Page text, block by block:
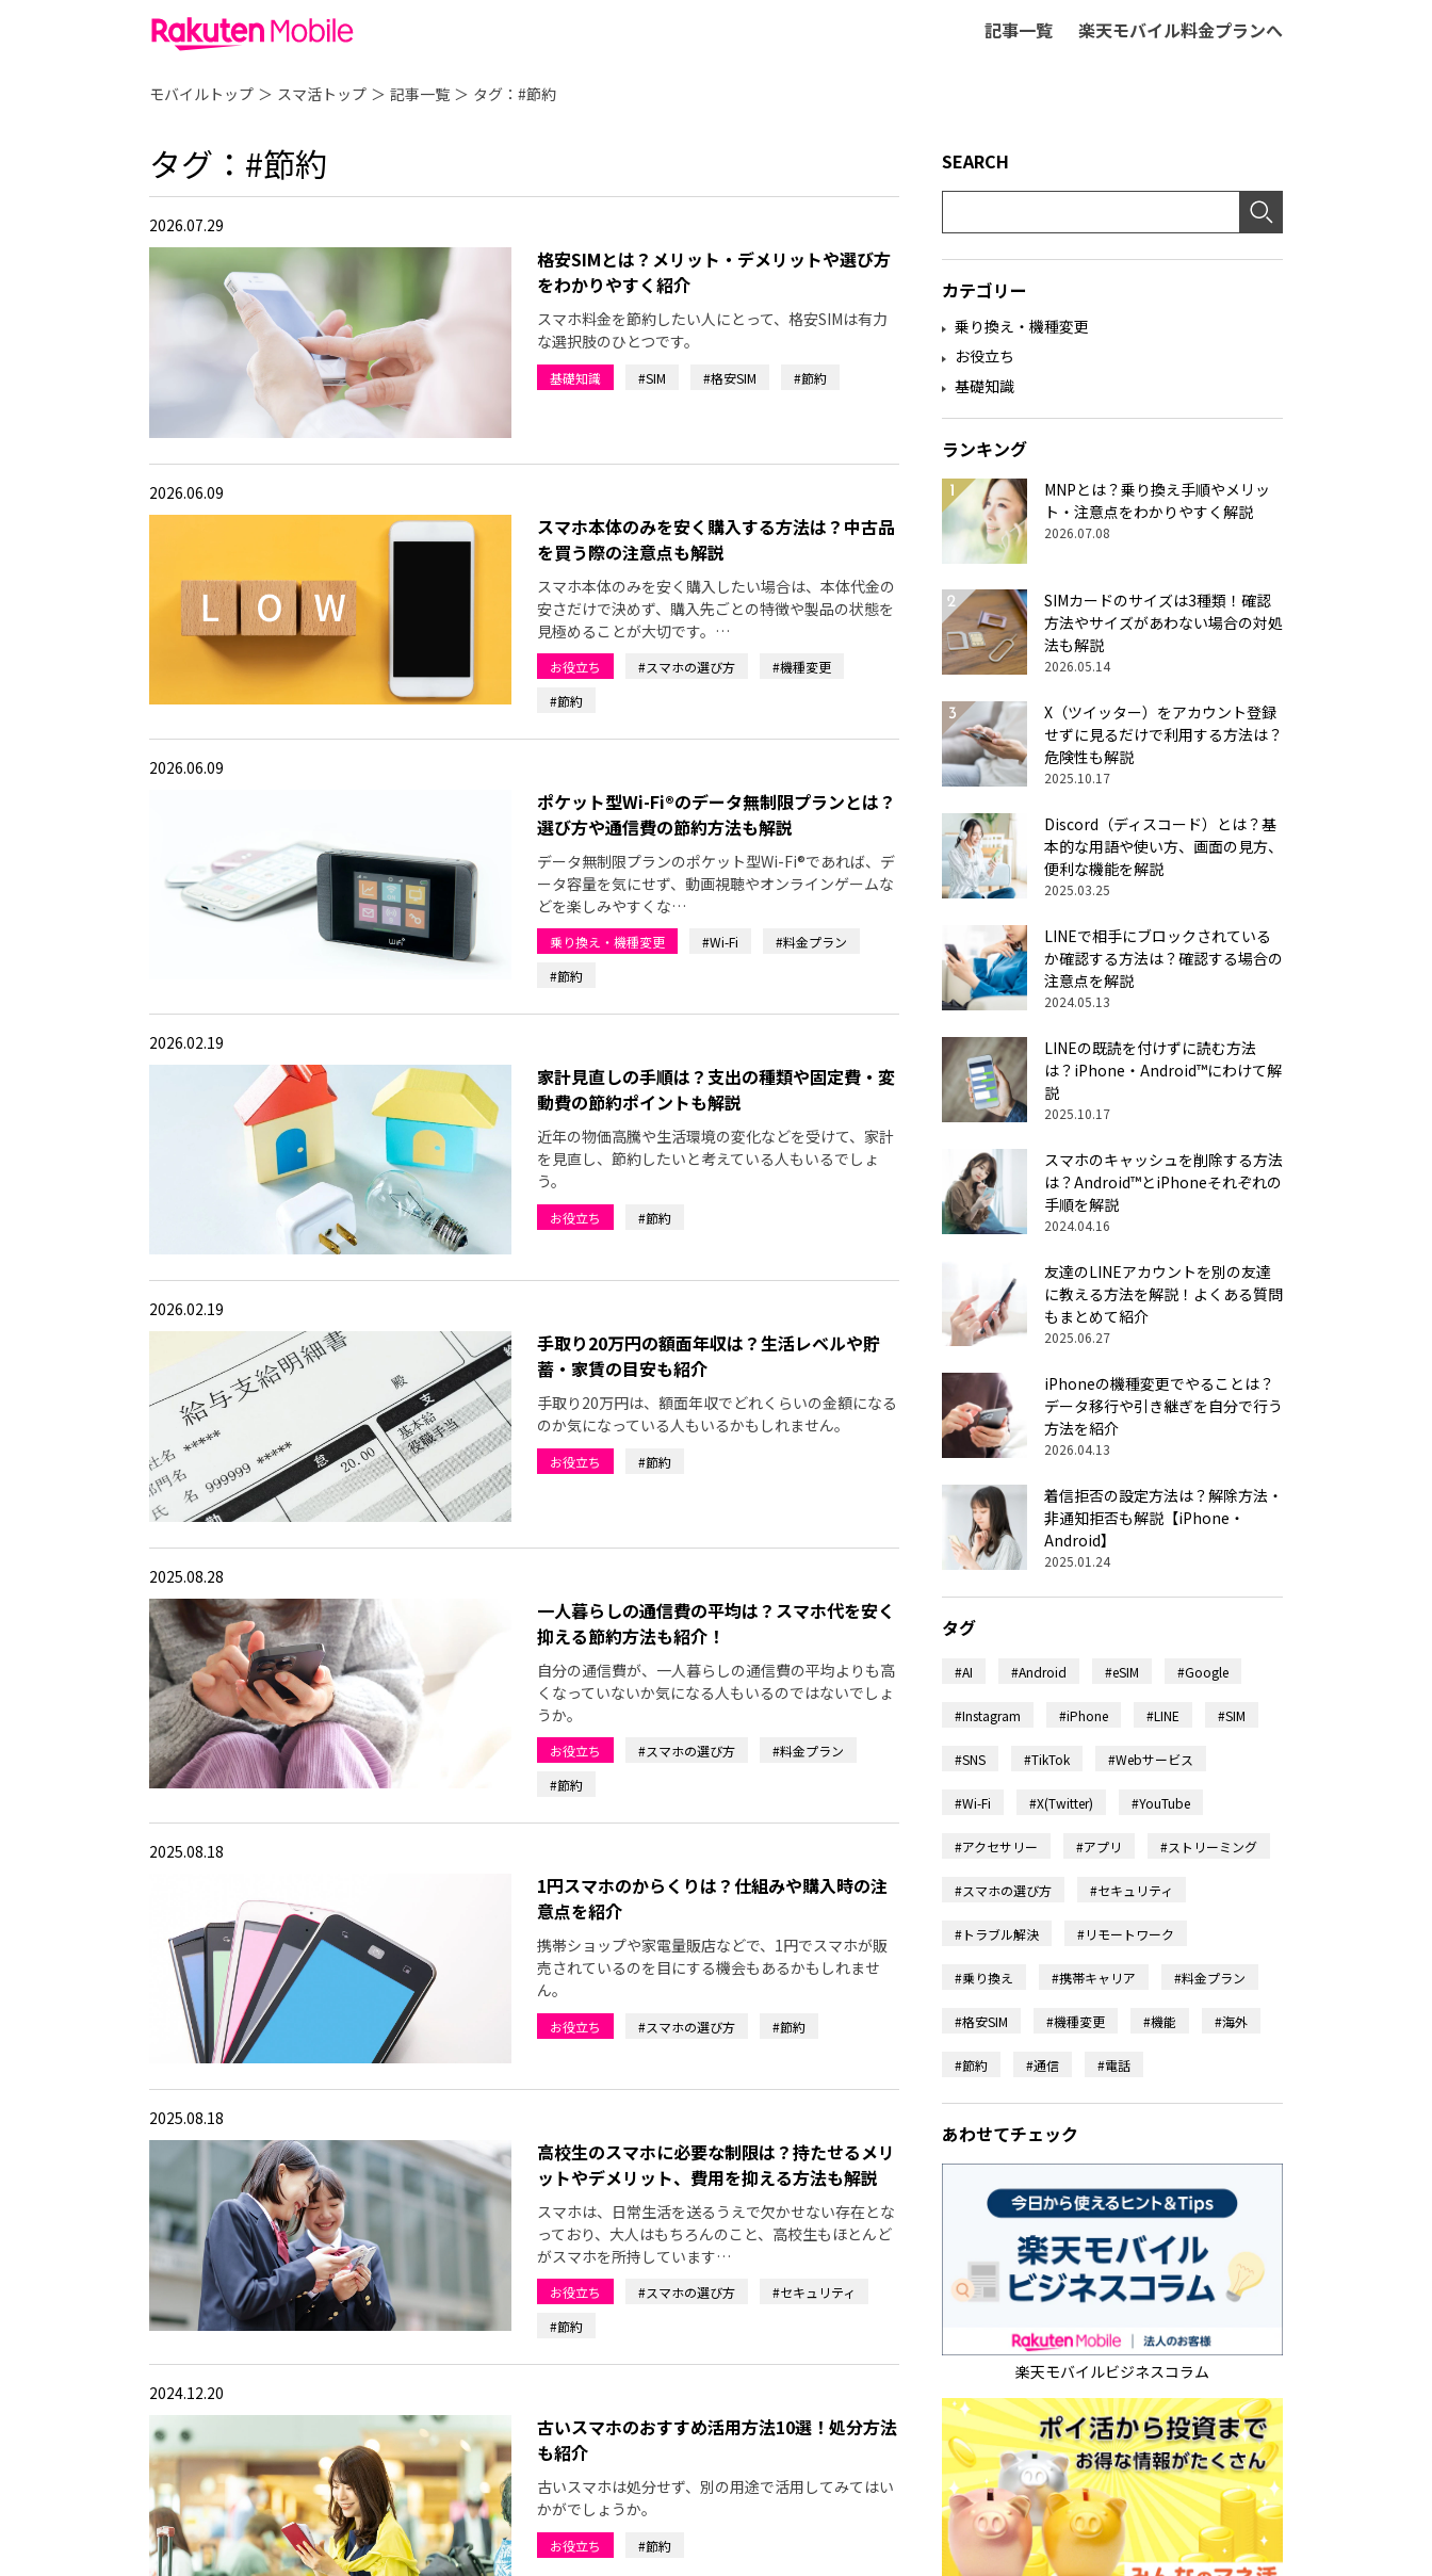
記事一覧 楽天モバイル料金プランへ
モバイルトップ ＞ スマ活トップ ＞ 記事一覧 ＞ タグ：#節約
タグ：#節約
2026.07.29
格安SIMとは？メリット・デメリットや選び方
をわかりやすく紹介
スマホ料金を節約したい人にとって、格安SIMは有力
な選択肢のひとつです。
基礎知識 #SIM #格安SIM #節約
2026.06.09
スマホ本体のみを安く購入する方法は？中古品
を買う際の注意点も解説
スマホ本体のみを安く購入したい場合は、本体代金の
安さだけで決めず、購入先ごとの特徴や製品の状態を
見極めることが大切です。…
お役立ち #スマホの選び方
#機種変更
#節約
2026.06.09
ポケット型Wi-Fi®のデータ無制限プランとは？
選び方や通信費の節約方法も解説
データ無制限プランのポケット型Wi-Fi®であれば、デ
ータ容量を気にせず、動画視聴やオンラインゲームな
どを楽しみやすくな…
乗り換え・機種変更 #Wi-Fi
#料金プラン
#節約
2026.02.19
家計見直しの手順は？支出の種類や固定費・変
動費の節約ポイントも解説
近年の物価高騰や生活環境の変化などを受けて、家計
を見直し、節約したいと考えている人もいるでしょ
う。
お役立ち #節約
2026.02.19
手取り20万円の額面年収は？生活レベルや貯
蓄・家賃の目安も紹介
手取り20万円は、額面年収でどれくらいの金額になる
のか気になっている人もいるかもしれません。
お役立ち #節約
2025.08.28
一人暮らしの通信費の平均は？スマホ代を安く
抑える節約方法も紹介！
自分の通信費が、一人暮らしの通信費の平均よりも高
くなっていないか気になる人もいるのではないでしょ
うか。
お役立ち #スマホの選び方
#料金プラン
#節約
2025.08.18
1円スマホのからくりは？仕組みや購入時の注
意点を紹介
携帯ショップや家電量販店などで、1円でスマホが販
売されているのを目にする機会もあるかもしれませ
ん。
お役立ち #スマホの選び方 #節約
2025.08.18
高校生のスマホに必要な制限は？持たせるメリ
ットやデメリット、費用を抑える方法も解説
スマホは、日常生活を送るうえで欠かせない存在とな
っており、大人はもちろんのこと、高校生もほとんど
がスマホを所持しています…
お役立ち #スマホの選び方
#セキュリティ
#節約
2024.12.20
古いスマホのおすすめ活用方法10選！処分方法
も紹介
古いスマホは処分せず、別の用途で活用してみてはい
かがでしょうか。
お役立ち #節約
SEARCH
カテゴリー
乗り換え・機種変更
お役立ち
基礎知識
ランキング
MNPとは？乗り換え手順やメリッ
ト・注意点をわかりやすく解説
2026.07.08
SIMカードのサイズは3種類！確認
方法やサイズがあわない場合の対処
法も解説
2026.05.14
X（ツイッター）をアカウント登録
せずに見るだけで利用する方法は？
危険性も解説
2025.10.17
Discord（ディスコード）とは？基
本的な用語や使い方、画面の見方、
便利な機能を解説
2025.03.25
LINEで相手にブロックされている
か確認する方法は？確認する場合の
注意点を解説
2024.05.13
LINEの既読を付けずに読む方法
は？iPhone・Android™にわけて解
説
2025.10.17
スマホのキャッシュを削除する方法
は？Android™とiPhoneそれぞれの
手順を解説
2024.04.16
友達のLINEアカウントを別の友達
に教える方法を解説！よくある質問
もまとめて紹介
2025.06.27
iPhoneの機種変更でやることは？
データ移行や引き継ぎを自分で行う
方法を紹介
2026.04.13
着信拒否の設定方法は？解除方法・
非通知拒否も解説【iPhone・
Android】
2025.01.24
タグ
#AI #Android #eSIM #Google
#Instagram #iPhone #LINE #SIM
#SNS #TikTok #Webサービス
#Wi-Fi #X(Twitter) #YouTube
#アクセサリー #アプリ #ストリーミング
#スマホの選び方 #セキュリティ
#トラブル解決 #リモートワーク
#乗り換え #携帯キャリア #料金プラン
#格安SIM #機種変更 #機能 #海外
#節約 #通信 #電話
あわせてチェック
楽天モバイルビジネスコラム